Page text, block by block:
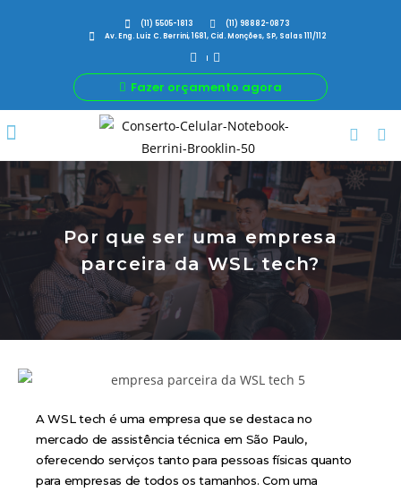
(11) 5505-1813
(11) 98882-0873
Av. Eng. Luiz C. Berrini, 1681, Cid. Monções, SP, Salas 111/112
Fazer orçamento agora
Por que ser uma empresa
parceira da WSL tech?
A WSL tech é uma empresa que se destaca no
mercado de assistência técnica em São Paulo,
oferecendo serviços tanto para pessoas físicas quanto
para empresas de todos os tamanhos. Com uma